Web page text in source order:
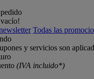
vacío!
Todas las
y servicios son
(IVA incluido*)